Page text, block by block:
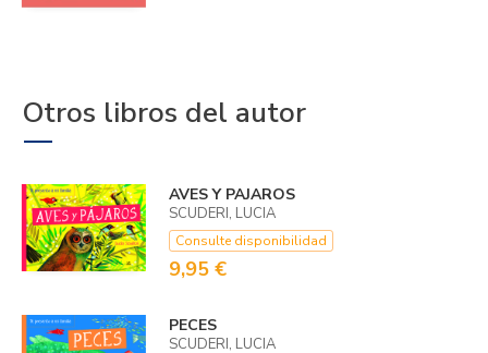
Otros libros del autor
AVES Y PAJAROS
SCUDERI, LUCIA
Consulte disponibilidad
9,95 €
PECES
SCUDERI, LUCIA